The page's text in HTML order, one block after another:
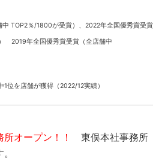
TOP2％/1800が受賞）、 2022年全国優秀賞受賞
2019年全国優秀賞受賞（全店舗中
位を店舗が獲得（2022/12実績）
オープン！！
東俣本社事務所